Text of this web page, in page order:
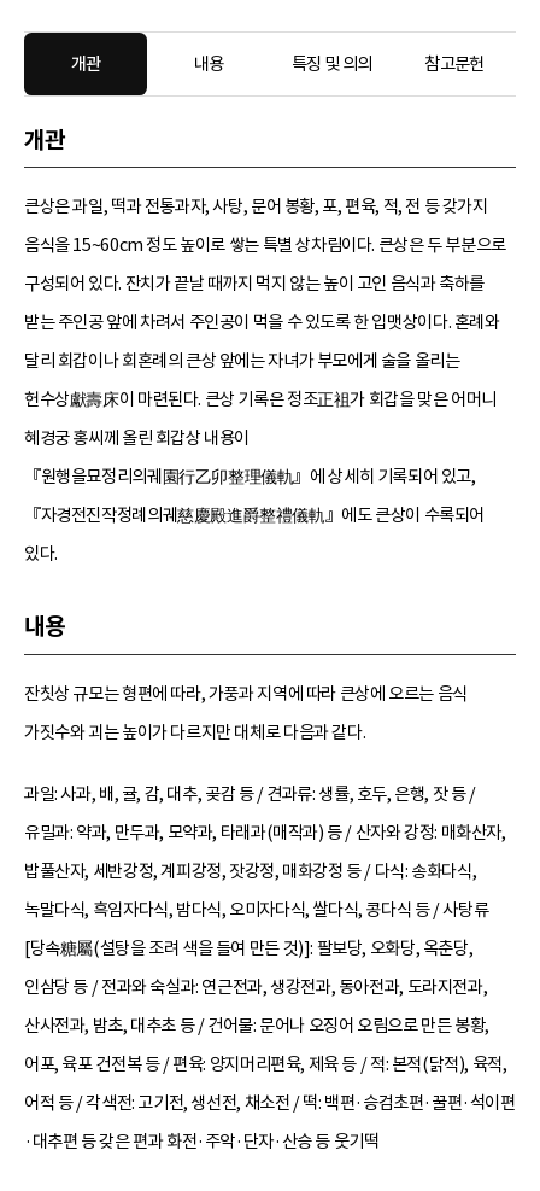
개관 내용 특징 및 의의 참고문헌
개관
큰상은 과일, 떡과 전통과자, 사탕, 문어 봉황, 포, 편육, 적, 전 등 갖가지
음식을 15~60cm 정도 높이로 쌓는 특별 상차림이다. 큰상은 두 부분으로
구성되어 있다. 잔치가 끝날 때까지 먹지 않는 높이 고인 음식과 축하를
받는 주인공 앞에 차려서 주인공이 먹을 수 있도록 한 입맷상이다. 혼례와
달리 회갑이나 회혼례의 큰상 앞에는 자녀가 부모에게 술을 올리는
헌수상獻壽床이 마련된다. 큰상 기록은 정조正祖가 회갑을 맞은 어머니
혜경궁 홍씨께 올린 회갑상 내용이
『원행을묘정리의궤園行乙卯整理儀軌』에 상세히 기록되어 있고,
『자경전진작정례의궤慈慶殿進爵整禮儀軌』에도 큰상이 수록되어
있다.
내용
잔칫상 규모는 형편에 따라, 가풍과 지역에 따라 큰상에 오르는 음식
가짓수와 괴는 높이가 다르지만 대체로 다음과 같다.
과일: 사과, 배, 귤, 감, 대추, 곶감 등 / 견과류: 생률, 호두, 은행, 잣 등 /
유밀과: 약과, 만두과, 모약과, 타래과(매작과) 등 / 산자와 강정: 매화산자,
밥풀산자, 세반강정, 계피강정, 잣강정, 매화강정 등 / 다식: 송화다식,
녹말다식, 흑임자다식, 밤다식, 오미자다식, 쌀다식, 콩다식 등 / 사탕류
[당속糖屬(설탕을 조려 색을 들여 만든 것)]: 팔보당, 오화당, 옥춘당,
인삼당 등 / 전과와 숙실과: 연근전과, 생강전과, 동아전과, 도라지전과,
산사전과, 밤초, 대추초 등 / 건어물: 문어나 오징어 오림으로 만든 봉황,
어포, 육포 건전복 등 / 편육: 양지머리편육, 제육 등 / 적: 본적(닭적), 육적,
어적 등 / 각색전: 고기전, 생선전, 채소전 / 떡: 백편·승검초편·꿀편·석이편
·대추편 등 갖은 편과 화전·주악·단자·산승 등 웃기떡